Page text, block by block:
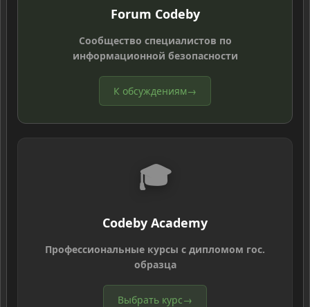
Forum Codeby
Сообщество специалистов по
информационной безопасности
К обсуждениям→
🎓
Codeby Academy
Профессиональные курсы с дипломом гос.
образца
Выбрать курс→